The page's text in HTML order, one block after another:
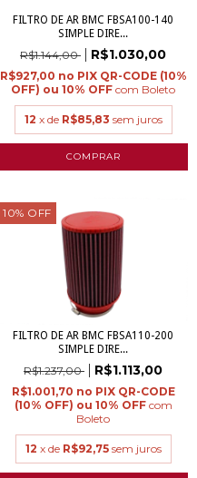
FILTRO DE AR BMC FBSA100-140
SIMPLE DIRE...
R$1.144,00 R$1.030,00
R$927,00
com Boleto
12 x de R$85,83 sem juros
10% OFF
FILTRO DE AR BMC FBSA110-200
SIMPLE DIRE...
R$1.237,00 R$1.113,00
R$1.001,70
com
Boleto
12 x de R$92,75 sem juros